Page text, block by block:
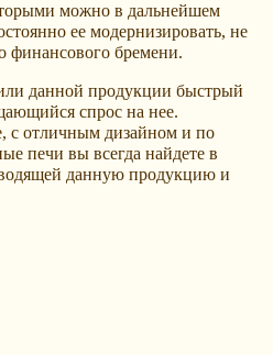
можно в дальнейшем
ее модернизировать, не
финансового бремени.
данной продукции быстрый
спрос на нее.
с отличным дизайном и по
печи вы всегда найдете в
данную продукцию и